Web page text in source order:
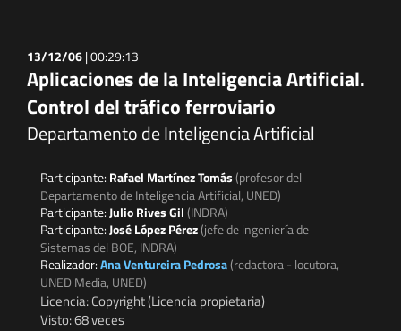
13/12/06|00:29:13
Aplicaciones de la Inteligencia Artificial.
Control del tráfico ferroviario
Departamento de Inteligencia Artificial
Participante: Rafael Martínez Tomás(profesor del
Departamento de Inteligencia Artificial, UNED)
Participante:Julio Rives Gil(INDRA)
Participante:José López Pérez(jefe de ingeniería de
Sistemas del BOE, INDRA)
Realizador:Ana Ventureira Pedrosa(redactora - locutora,
UNED Media, UNED)
Licencia: Copyright (Licencia propietaria)
Visto: 68 veces